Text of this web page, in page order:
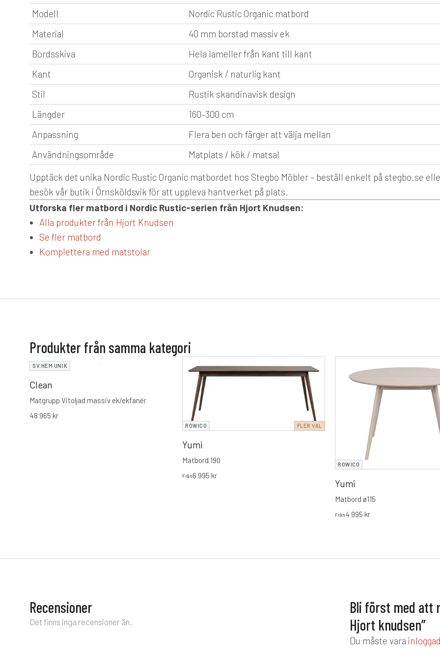
Modell
Nordic Rustic Organic matbord
Material
40 mm borstad massiv ek
Bordsskiva
Hela lameller från kant till kant
Kant
Organisk / naturlig kant
Stil
Rustik skandinavisk design
Längder
160–300 cm
Anpassning
Flera ben och färger att välja mellan
Användningsområde
Matplats / kök / matsal
Upptäck det unika Nordic Rustic Organic matbordet hos Stegbo Möbler – beställ enkelt på stegbo.se
besök vår butik i Örnsköldsvik för att uppleva hantverket på plats.
Utforska fler matbord i Nordic Rustic-serien från Hjort Knudsen:
Alla produkter från Hjort Knudsen
Se fler matbord
Komplettera med matstolar
Produkter från samma kategori
SV.HEM UNIK
Clean
Matgrupp Vitoljad massiv ek/ekfanér
48 965 kr
ROWICO FLER VAL
Yumi
Matbord 190
Från6 995 kr
ROWICO
Yumi
Matbord ø115
Från4 995 kr
Recensioner
Det finns inga recensioner än.
Bli först med att
Hjort knudsen”
Du måste vara